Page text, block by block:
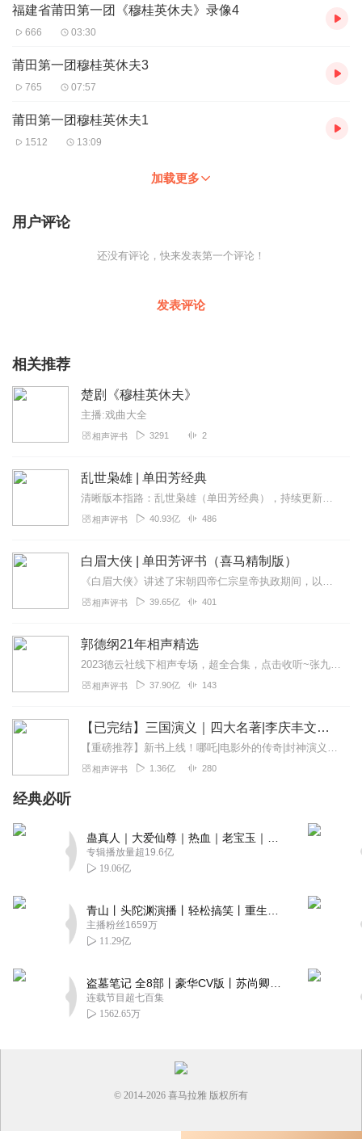
福建省莆田第一团《穆桂英休夫》录像4
666 03:30
莆田第一团穆桂英休夫3
765 07:57
莆田第一团穆桂英休夫1
1512 13:09
加载更多
用户评论
还没有评论，快来发表第一个评论！
发表评论
相关推荐
楚剧《穆桂英休夫》
主播:戏曲大全
相声评书 3291 2
乱世枭雄 | 单田芳经典
清晰版本指路：乱世枭雄（单田芳经典），持续更新中《乱世枭雄》讲的是东北王张作霖和其子少帅张学良的传奇故事，是著名评书艺术家单田芳先生根据大量的历史材料和广为流传...
相声评书 40.93亿 486
白眉大侠 | 单田芳评书（喜马精制版）
《白眉大侠》讲述了宋朝四帝仁宗皇帝执政期间，以徐良、白云瑞为书胆，包括七侠、大五义、小五义、小七杰等众开封府校尉，在八王赵德芳、包拯、颜查散等清官的支持下，为保...
相声评书 39.65亿 401
郭德纲21年相声精选
2023德云社线下相声专场，超全合集，点击收听~张九龄2023年线下专场，全新上线~孟鹤堂2023年线下专场，爆笑收听~高峰栾云平2023年线下专场，超新首发~...
相声评书 37.90亿 143
【已完结】三国演义｜四大名著|李庆丰文化评书
【重磅推荐】新书上线！哪吒|电影外的传奇|封神演义封神榜精华|李庆丰评书快来点击收听吧~【精品推荐】续西游记（李庆丰文化评书）明朝那些事儿（李庆丰文化评书）...
相声评书 1.36亿 280
经典必听
专辑播放量超19.6亿
19.06亿
主播粉丝1659万
11.29亿
连载节目超七百集
1562.65万
© 2014-2026 喜马拉雅 版权所有